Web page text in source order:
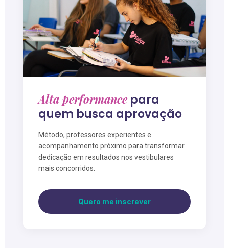
Alta performancepara
quem busca aprovação
Método, professores experientes e
acompanhamento próximo para transformar
dedicação em resultados nos vestibulares
mais concorridos.
Quero me inscrever